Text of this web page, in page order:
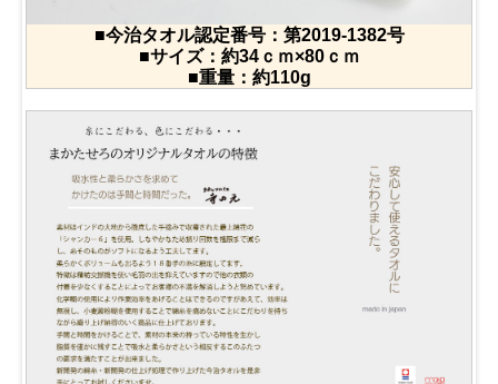
■今治タオル認定番号：第2019-1382号
■サイズ：約34ｃｍ×80ｃｍ
■重量：約110g